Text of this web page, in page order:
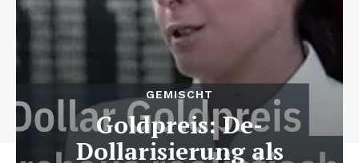
GEMISCHT
Goldpreis: De-
Dollarisierung als